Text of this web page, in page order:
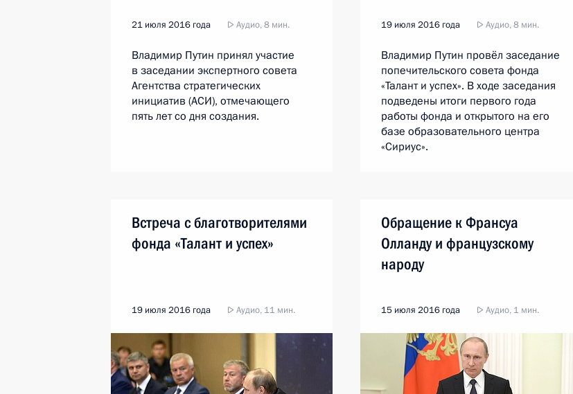
21 июля 2016 года Аудио, 8 мин.
Владимир Путин принял участие
в заседании экспертного совета
Агентства стратегических
инициатив (АСИ), отмечающего
пять лет со дня создания.
19 июля 2016 года Аудио, 8 мин.
Владимир Путин провёл заседание
попечительского совета фонда
«Талант и успех». В ходе заседания
подведены итоги первого года
работы фонда и открытого на его
базе образовательного центра
«Сириус».
Встреча с благотворителями
фонда «Талант и успех»
19 июля 2016 года Аудио, 11 мин.
Обращение к Франсуа
Олланду и французскому
народу
15 июля 2016 года Аудио, 1 мин.